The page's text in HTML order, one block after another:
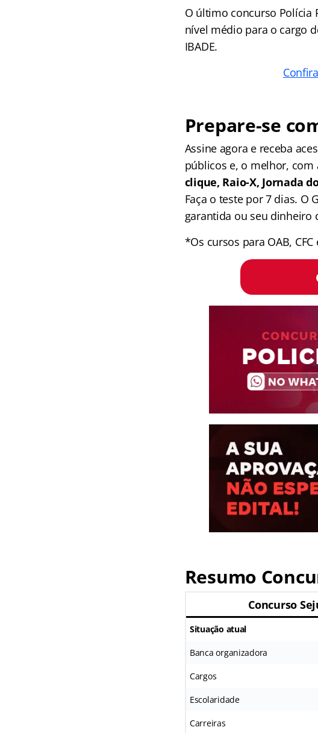
O último concurso Polícia
nível médio para o cargo
IBADE.
Prepare-se
Assine agora e receba
públicos e, o melhor, com
clique, Raio-X, Jornada
Faça o teste por 7 dias. O
garantida ou seu dinheiro
*Os cursos para OAB,
Resumo
Concurso
Situação atual
Banca organizadora
Cargos
Escolaridade
Carreiras